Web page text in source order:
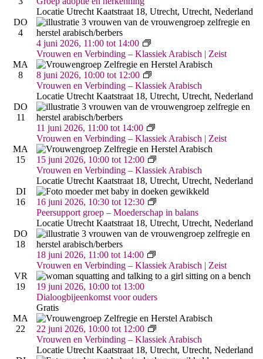
(Utrecht,
Kaatstraat)
en
herkenning
Locatie Utrecht Kaatstraat 18, Utrecht, Utrecht, Nederland
DO
4
Vrouwen en Verbinding – Klassiek Arabisch | Zeist
4 juni 2026, 11:00 tot 14:00
Vrouwen
&
Verbinding
–
Arabisch
|
Zeist
MA
8
Vrouwen en Verbinding – Klassiek Arabisch
8 juni 2026, 10:00 tot 12:00
Vrouwen
&
Verbinding
–
(Utrecht,
Kaatstraat)
Locatie Utrecht Kaatstraat 18, Utrecht, Utrecht, Nederland
DO
11
Vrouwen en Verbinding – Klassiek Arabisch | Zeist
11 juni 2026, 11:00 tot 14:00
Vrouwen
&
Verbinding
–
Arabisch
|
Zeist
MA
15
Vrouwen en Verbinding – Klassiek Arabisch
15 juni 2026, 10:00 tot 12:00
Vrouwen
&
Verbinding
–
Arabisch
(Utrecht,
Kaatstraat)
Locatie Utrecht Kaatstraat 18, Utrecht, Utrecht, Nederland
DI
16
Peersupport groep – Moederschap in balans
16 juni 2026, 10:30 tot 12:30
Moederschap
in
Balans
Locatie Utrecht Kaatstraat 18, Utrecht, Utrecht, Nederland
DO
18
Vrouwen en Verbinding – Klassiek Arabisch | Zeist
18 juni 2026, 11:00 tot 14:00
Vrouwen
&
Verbinding
Arabisch
Zeist
VR
19
Dialoogbijeenkomst voor ouders
19 juni 2026, 10:00 tot 13:00
Gratis
MA
22
Vrouwen en Verbinding – Klassiek Arabisch
22 juni 2026, 10:00 tot 12:00
Vrouwen
&
Verbinding
Locatie Utrecht Kaatstraat 18, Utrecht, Utrecht, Nederland